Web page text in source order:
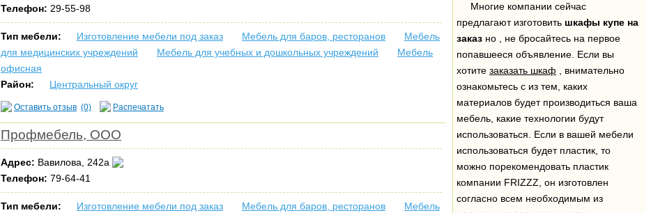
Телефон: 29-55-98
Тип мебели: Изготовление мебели под заказ Мебель для баров, ресторанов
Мебель
для медицинских учреждений
Мебель для учебных и дошкольных учреждений
Мебель
офисная
Район:
Центральный округ
Оставить отзыв (0) Распечатать
Профмебель, ООО
Адрес: Вавилова, 242а
Телефон: 79-64-41
Тип мебели: Изготовление мебели под заказ Мебель для баров, ресторанов
Мебель
Многие компании сейчас
предлагают изготовить шкафы купе на
заказ но , не бросайтесь на первое
попавшееся объявление. Если вы
хотите заказать шкаф , внимательно
ознакомьтесь с из тем, каких
материалов будет производиться ваша
мебель, какие технологии будут
использоваться. Если в вашей мебели
использоваться будет пластик, то
можно порекомендовать пластик
компании FRIZZZ, он изготовлен
согласно всем необходимым из